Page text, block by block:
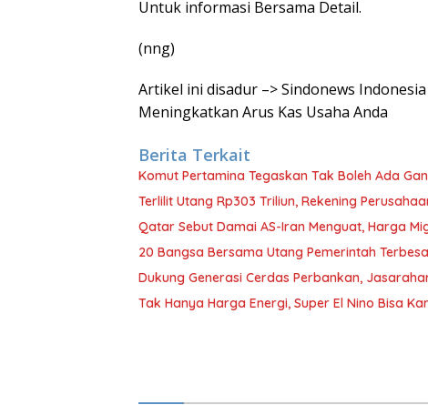
Untuk informasi Bersama Detail.
(nng)
Artikel ini disadur –> Sindonews
Meningkatkan Arus Kas Usaha Anda
Berita Terkait
Komut Pertamina Tegaskan Tak Boleh Ada
Terlilit Utang Rp303 Triliun, Rekening
Qatar Sebut Damai AS-Iran Menguat, Harga
20 Bangsa Bersama Utang Pemerintah
Dukung Generasi Cerdas Perbankan,
Tak Hanya Harga Energi, Super El Nino Bisa